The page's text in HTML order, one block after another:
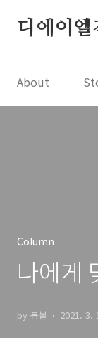
디에이엘
About
Column
나에게
by 봉볼 2021. 3.